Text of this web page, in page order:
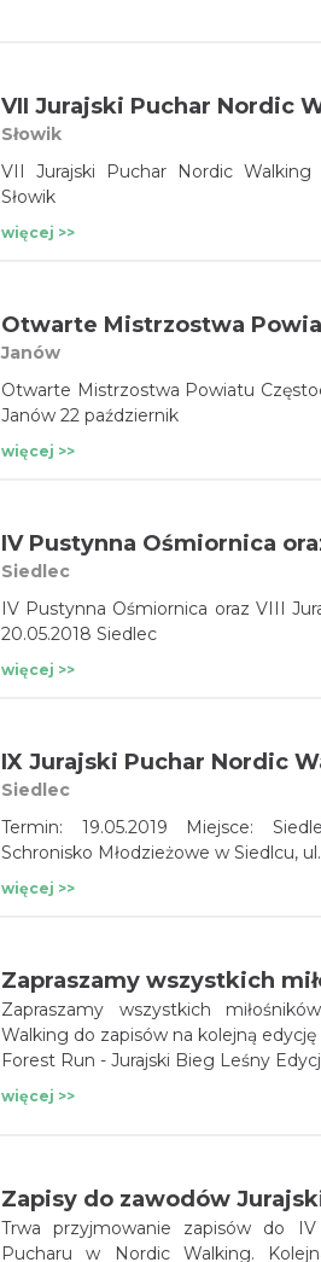
Słowik
VII Jurajski Puchar Nordic
Słowik
więcej >>
Janów
Otwarte Mistrzostwa Powiatu
Janów 22 październik
więcej >>
Siedlec
IV Pustynna Ośmiornica oraz VIII
20.05.2018 Siedlec
więcej >>
Siedlec
Termin: 19.05.2019 Miejsce:
Schronisko Młodzieżowe w Siedlcu,
więcej >>
Zapraszamy wszystkich
Walking do zapisów na kolejną
Forest Run - Jurajski Bieg Leśny
więcej >>
Trwa przyjmowanie zapisów do
Pucharu w Nordic Walking. Kolejna runda rozegrana zostanie